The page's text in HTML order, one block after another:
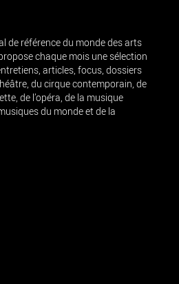
de référence du monde des arts
chaque mois une sélection
articles, focus, dossiers
du cirque contemporain, de
de l’opéra, de la musique
du monde et de la